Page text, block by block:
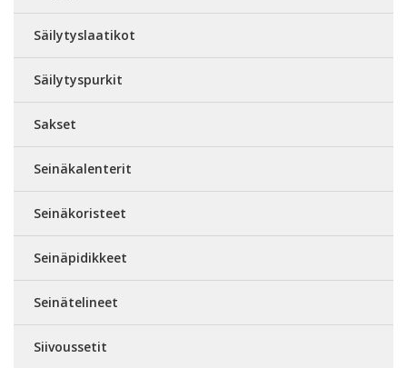
Säilytyslaatikot
Säilytyspurkit
Sakset
Seinäkalenterit
Seinäkoristeet
Seinäpidikkeet
Seinätelineet
Siivoussetit